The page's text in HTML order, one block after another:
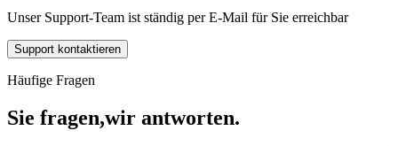
Unser Support-Team ist ständig per E-Mail für Sie erreichbar
Support kontaktieren
Häufige Fragen
Sie fragen,wir antworten.